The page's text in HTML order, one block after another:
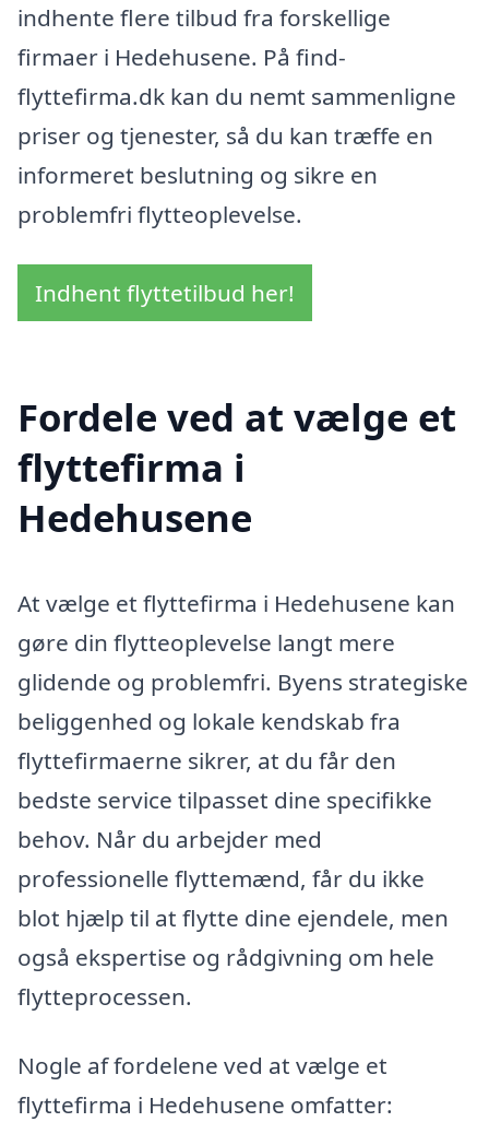
indhente flere tilbud fra forskellige
firmaer i Hedehusene. På find-
flyttefirma.dk kan du nemt sammenligne
priser og tjenester, så du kan træffe en
informeret beslutning og sikre en
problemfri flytteoplevelse.
Indhent flyttetilbud her!
Fordele ved at vælge et
flyttefirma i
Hedehusene
At vælge et flyttefirma i Hedehusene kan
gøre din flytteoplevelse langt mere
glidende og problemfri. Byens strategiske
beliggenhed og lokale kendskab fra
flyttefirmaerne sikrer, at du får den
bedste service tilpasset dine specifikke
behov. Når du arbejder med
professionelle flyttemænd, får du ikke
blot hjælp til at flytte dine ejendele, men
også ekspertise og rådgivning om hele
flytteprocessen.
Nogle af fordelene ved at vælge et
flyttefirma i Hedehusene omfatter: